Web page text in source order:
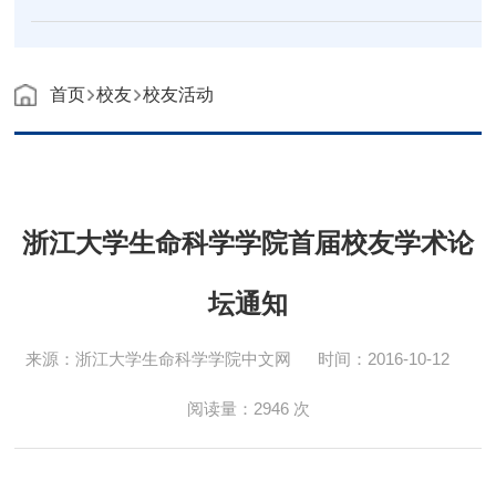
首页 校友 校友活动
浙江大学生命科学学院首届校友学术论
坛通知
来源：浙江大学生命科学学院中文网 时间：2016-10-12
阅读量： 2946 次